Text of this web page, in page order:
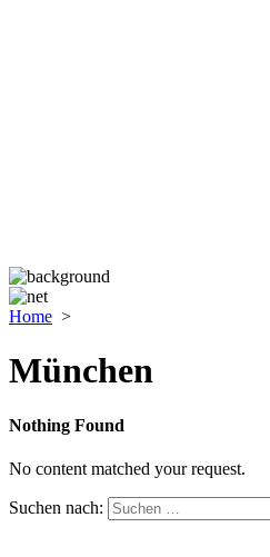
Home >
München
Nothing Found
No content matched your request.
Suchen nach: